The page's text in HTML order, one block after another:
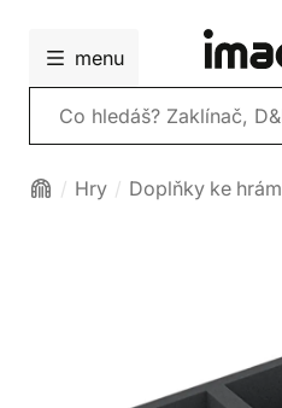
menu
Vyhledávání
Hry Doplňky ke hrám